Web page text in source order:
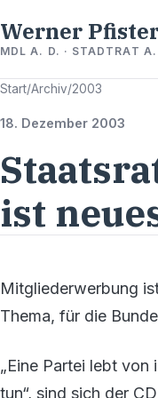
Werner
MDL A. D. · STADTRAT A.
Start/Archiv/2003
18. Dezember 2003
ist
Mitgliederwerbung
Thema, für die
„Eine Partei lebt
tun“, sind sich der